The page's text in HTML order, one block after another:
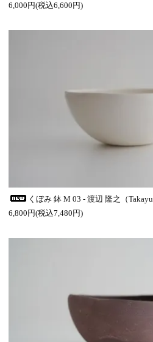
6,000円(税込6,600円)
くぼみ 鉢 M 03 - 渡辺 隆之（
6,800円(税込7,480円)